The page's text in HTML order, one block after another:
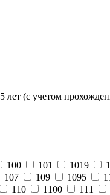
5 лет (с учетом
100 101 1019
107 109 1095
110 1100 111